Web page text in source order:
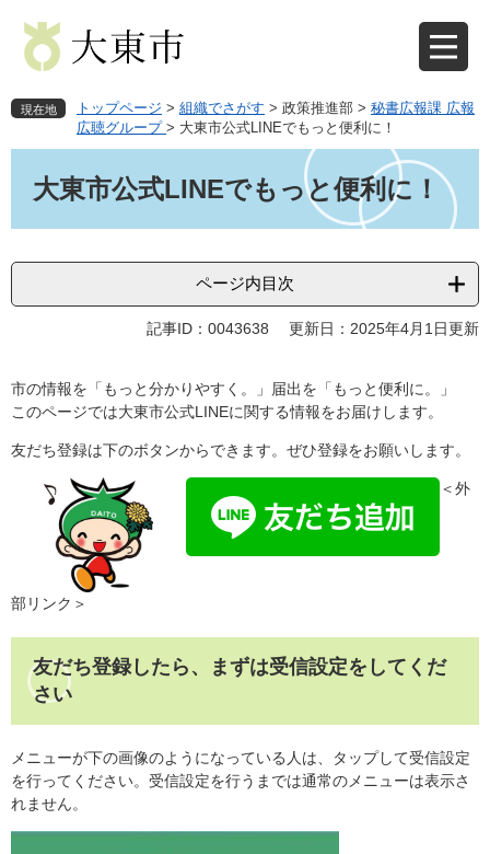
先
で
を
ば
へ
現在地 トップページ > 組織でさがす > 政策推進部 > 秘書広報課 広報
広聴グループ > 大東市公式LINEでもっと便利に！
大東市公式LINEでもっと便利に！
ページ内目次
記事ID：0043638 更新日：2025年4月1日更新
市の情報を「もっと分かりやすく。」届出を「もっと便利に。」
このページでは大東市公式LINEに関する情報をお届けします。
友だち登録は下のボタンからできます。ぜひ登録をお願いします。
＜外
部リンク＞
友だち登録したら、まずは受信設定をしてくだ
さい
メニューが下の画像のようになっている人は、タップして受信設定
を行ってください。受信設定を行うまでは通常のメニューは表示さ
れません。